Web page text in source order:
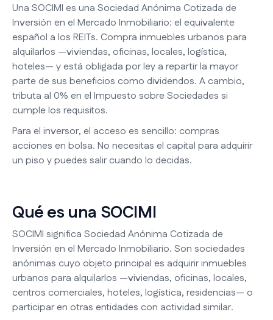
Una SOCIMI es una Sociedad Anónima Cotizada de
Inversión en el Mercado Inmobiliario: el equivalente
español a los REITs. Compra inmuebles urbanos para
alquilarlos —viviendas, oficinas, locales, logística,
hoteles— y está obligada por ley a repartir la mayor
parte de sus beneficios como dividendos. A cambio,
tributa al 0% en el Impuesto sobre Sociedades si
cumple los requisitos.
Para el inversor, el acceso es sencillo: compras
acciones en bolsa. No necesitas el capital para adquirir
un piso y puedes salir cuando lo decidas.
Qué es una SOCIMI
SOCIMI significa Sociedad Anónima Cotizada de
Inversión en el Mercado Inmobiliario. Son sociedades
anónimas cuyo objeto principal es adquirir inmuebles
urbanos para alquilarlos —viviendas, oficinas, locales,
centros comerciales, hoteles, logística, residencias— o
participar en otras entidades con actividad similar.